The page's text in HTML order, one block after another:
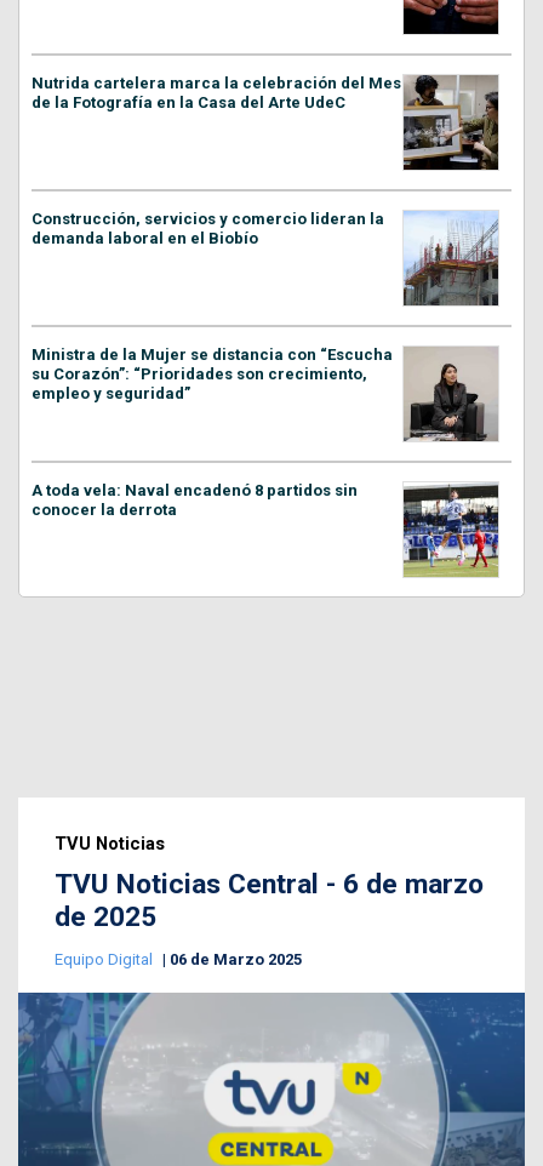
Nutrida cartelera marca la celebración del Mes
de la Fotografía en la Casa del Arte UdeC
Construcción, servicios y comercio lideran la
demanda laboral en el Biobío
Ministra de la Mujer se distancia con “Escucha
su Corazón”: “Prioridades son crecimiento,
empleo y seguridad”
A toda vela: Naval encadenó 8 partidos sin
conocer la derrota
TVU Noticias
TVU Noticias Central - 6 de marzo
de 2025
Equipo Digital 06 de Marzo 2025